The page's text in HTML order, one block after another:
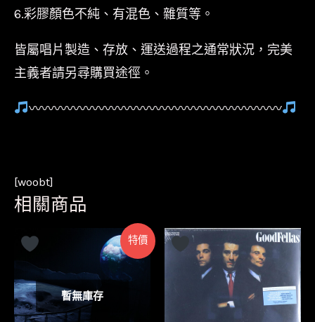
6.彩膠顏色不純、有混色、雜質等。
皆屬唱片製造、存放、運送過程之通常狀況，完美
主義者請另尋購買途徑。
〰〰〰〰〰〰〰〰〰〰〰〰〰〰〰〰〰〰〰〰
[woobt]
相關商品
特價
暫無庫存